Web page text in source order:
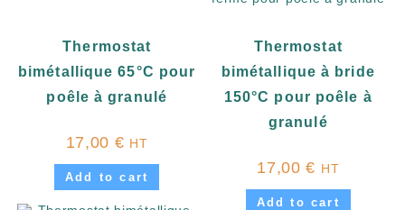
Thermostat
bimétallique 65°C pour
poêle à granulé
17,00 € HT
Add to cart
Thermostat
bimétallique à bride
150°C pour poêle à
granulé
17,00€ HT
Add to cart